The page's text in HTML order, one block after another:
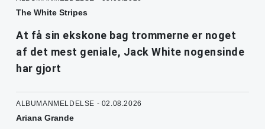
The White Stripes
At få sin ekskone bag trommerne er noget
af det mest geniale, Jack White nogensinde
har gjort
ALBUMANMELDELSE - 02.08.2026
Ariana Grande